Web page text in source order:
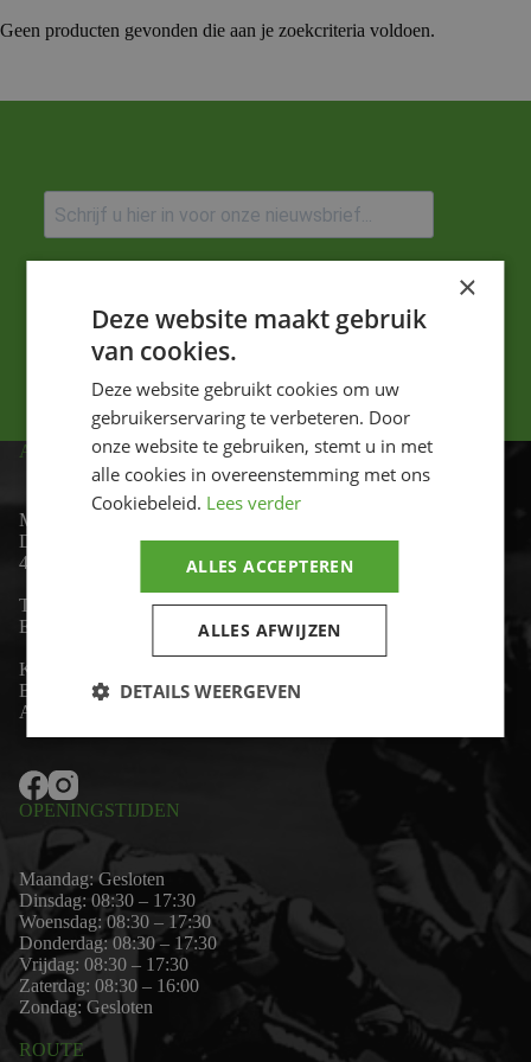
Geen producten gevonden die aan je zoekcriteria voldoen.
Versturen
ADRES
Motor-id
De Lind 17
4841 KC Prinsenbeek
Telefoon:
+31 (0)76 - 54 11 888
Email:
wim@motor-id.nl
K.v.K: 80530338
B.T.W-nummer: NL861703947B01
Algemene voorwaarden
OPENINGSTIJDEN
Maandag: Gesloten
Dinsdag: 08:30 – 17:30
Woensdag: 08:30 – 17:30
Donderdag: 08:30 – 17:30
Vrijdag: 08:30 – 17:30
Zaterdag: 08:30 – 16:00
Zondag: Gesloten
ROUTE
×
Deze website maakt gebruik
van cookies.
Deze website gebruikt cookies om uw
gebruikerservaring te verbeteren. Door
onze website te gebruiken, stemt u in met
alle cookies in overeenstemming met ons
Cookiebeleid. Lees verder
ALLES ACCEPTEREN
ALLES AFWIJZEN
DETAILS WEERGEVEN